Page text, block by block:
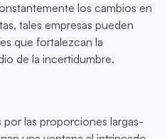
los cambios en
tales empresas pueden
que fortalezcan la
de la incertidumbre.
las proporciones largas-